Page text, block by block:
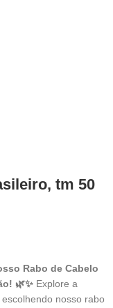
tm 50
Rabo de Cabelo
🌿✨ Explore a
nosso rabo